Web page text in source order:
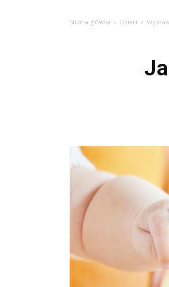
Strona główna Dzieci